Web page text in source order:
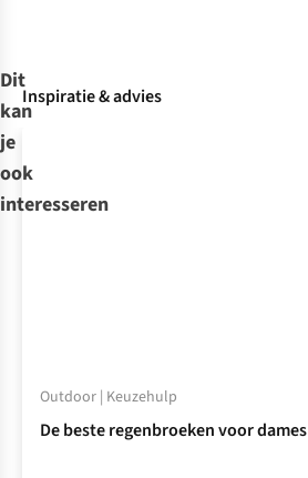
Dit
kan
je
ook
interesseren
Inspiratie & advies
Outdoor | Keuzehulp
De beste regenbroeken voor dames